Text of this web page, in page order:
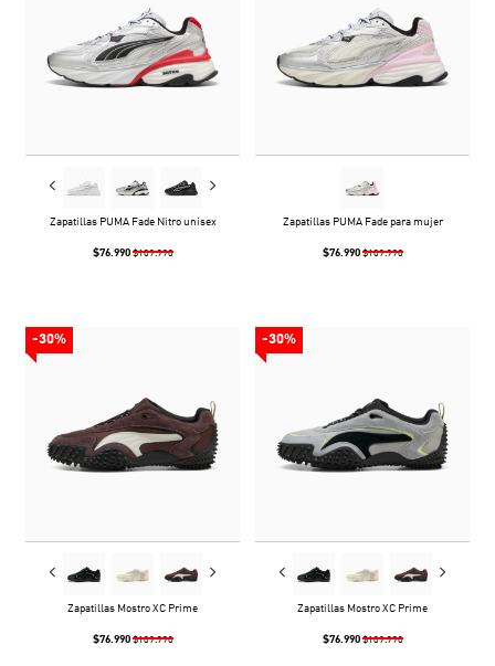
Zapatillas PUMA Fade Nitro unisex
$76.990 $109.990
Zapatillas PUMA Fade para mujer
$76.990 $109.990
-30%
Zapatillas Mostro XC Prime
$76.990 $109.990
-30%
Zapatillas Mostro XC Prime
$76.990 $109.990